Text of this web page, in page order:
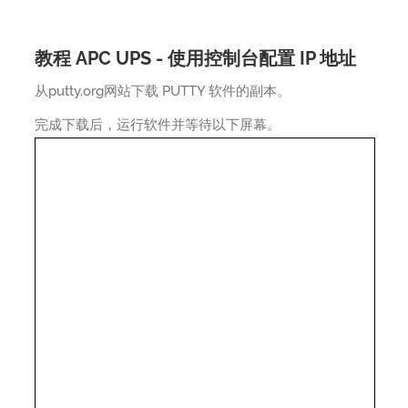
教程 APC UPS - 使用控制台配置 IP 地址
从putty.org网站下载 PUTTY 软件的副本。
完成下载后，运行软件并等待以下屏幕。